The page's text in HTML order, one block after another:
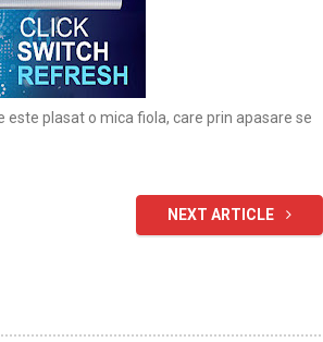
plasat o mica fiola, care prin apasare se
NEXT ARTICLE